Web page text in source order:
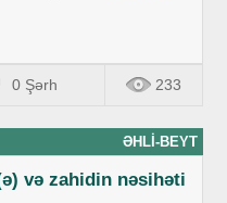
0 Şərh 233
ƏHLI-BEYT
və zahidin nəsihəti